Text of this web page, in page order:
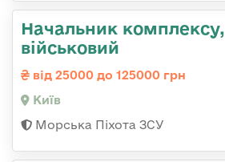
Начальник комплексу,
військовий
від 25000 до 125000 грн
Київ
Морська Піхота ЗСУ